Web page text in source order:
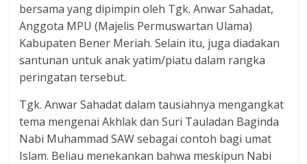
bersama yang dipimpin oleh Tgk. Anwar Sahadat,
Anggota MPU (Majelis Permuswartan Ulama)
Kabupaten Bener Meriah. Selain itu, juga diadakan
santunan untuk anak yatim/piatu dalam rangka
peringatan tersebut.
Tgk. Anwar Sahadat dalam tausiahnya mengangkat
tema mengenai Akhlak dan Suri Tauladan Baginda
Nabi Muhammad SAW sebagai contoh bagi umat
Islam. Beliau menekankan bahwa meskipun Nabi